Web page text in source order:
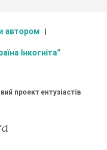
автором
Інкогніта”
проект ентузіастів